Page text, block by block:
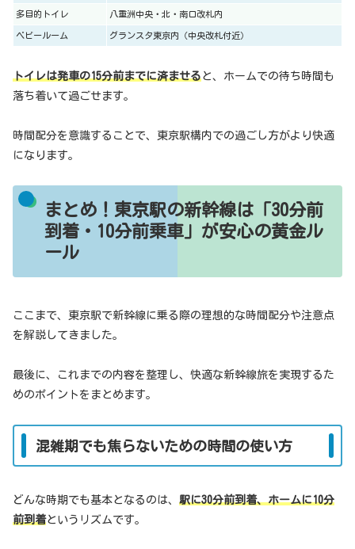
多目的トイレ 八重洲中央・北・南口改札内
ベビールーム グランスタ東京内（中央改札付近）
トイレは発車の15分前までに済ませると、ホームでの待ち時間も
落ち着いて過ごせます。
時間配分を意識することで、東京駅構内での過ごし方がより快適
になります。
まとめ！東京駅の新幹線は「30分前
到着・10分前乗車」が安心の黄金ル
ール
ここまで、東京駅で新幹線に乗る際の理想的な時間配分や注意点
を解説してきました。
最後に、これまでの内容を整理し、快適な新幹線旅を実現するた
めのポイントをまとめます。
混雑期でも焦らないための時間の使い方
どんな時期でも基本となるのは、 駅に30分前到着、ホームに10分
前到着というリズムです。